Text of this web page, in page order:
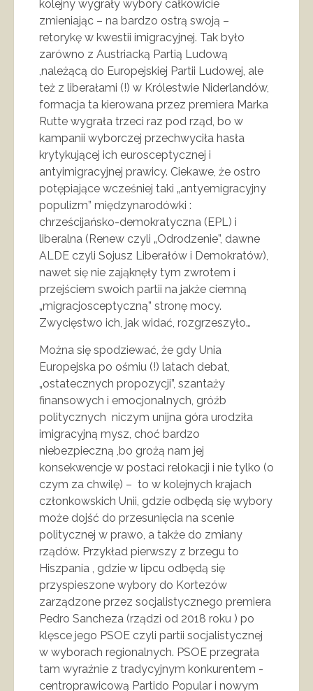
kolejny wygrały wybory całkowicie
zmieniając – na bardzo ostrą swoją –
retorykę w kwestii imigracyjnej. Tak było
zarówno z Austriacką Partią Ludową
,należącą do Europejskiej Partii Ludowej, ale
też z liberałami (!) w Królestwie Niderlandów,
formacja ta kierowana przez premiera Marka
Rutte wygrała trzeci raz pod rząd, bo w
kampanii wyborczej przechwyciła hasła
krytykującej ich eurosceptycznej i
antyimigracyjnej prawicy. Ciekawe, że ostro
potępiające wcześniej taki „antyemigracyjny
populizm” międzynarodówki :
chrześcijańsko-demokratyczna (EPL) i
liberalna (Renew czyli „Odrodzenie”, dawne
ALDE czyli Sojusz Liberałów i Demokratów),
nawet się nie zająknęły tym zwrotem i
przejściem swoich partii na jakże ciemną
„migracjosceptyczną” stronę mocy.
Zwycięstwo ich, jak widać, rozgrzeszyło…
Można się spodziewać, że gdy Unia
Europejska po ośmiu (!) latach debat,
„ostatecznych propozycji”, szantaży
finansowych i emocjonalnych, gróźb
politycznych niczym unijna góra urodziła
imigracyjną mysz, choć bardzo
niebezpieczną ,bo grożą nam jej
konsekwencje w postaci relokacji i nie tylko (o
czym za chwilę) – to w kolejnych krajach
członkowskich Unii, gdzie odbędą się wybory
może dojść do przesunięcia na scenie
politycznej w prawo, a także do zmiany
rządów. Przykład pierwszy z brzegu to
Hiszpania , gdzie w lipcu odbędą się
przyspieszone wybory do Kortezów
zarządzone przez socjalistycznego premiera
Pedro Sancheza (rządzi od 2018 roku ) po
klęsce jego PSOE czyli partii socjalistycznej
w wyborach regionalnych. PSOE przegrała
tam wyraźnie z tradycyjnym konkurentem -
centroprawicową Partido Popular i nowym